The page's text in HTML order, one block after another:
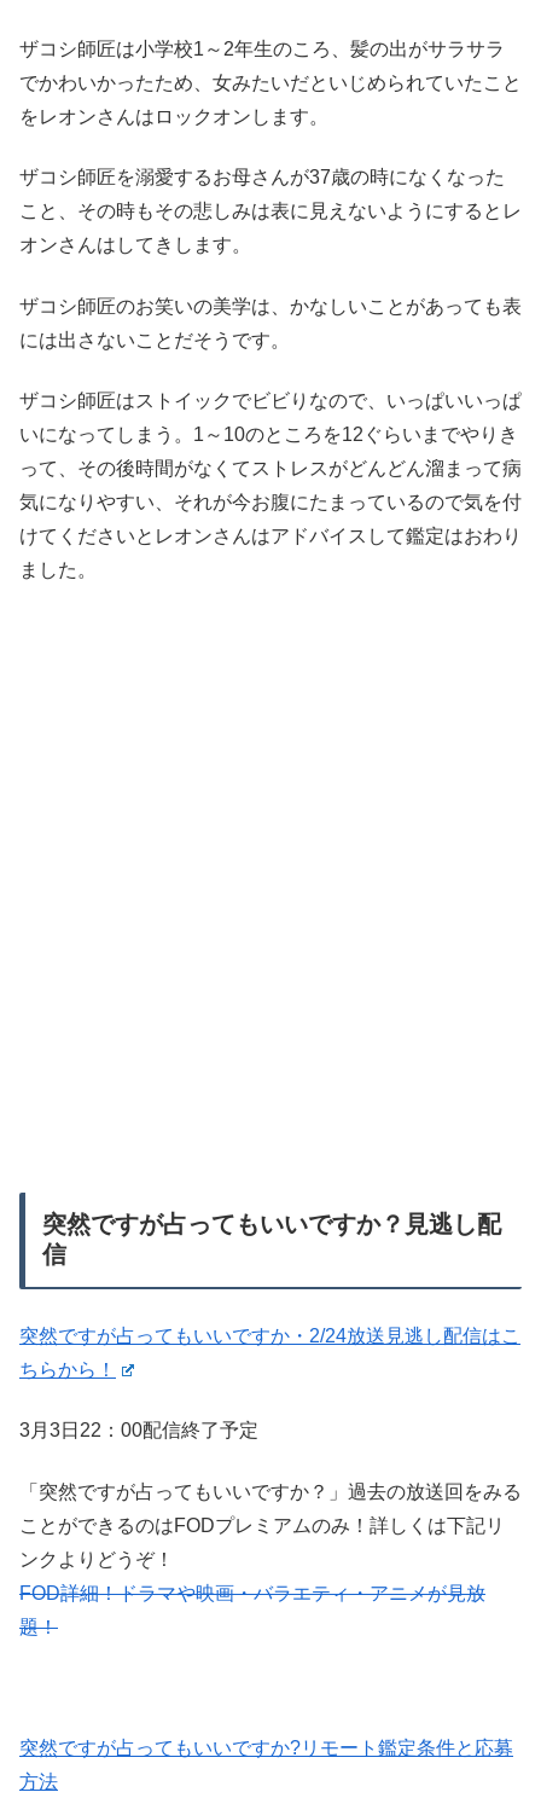
ザコシ師匠は小学校1～2年生のころ、髪の出がサラサラ
でかわいかったため、女みたいだといじめられていたこと
をレオンさんはロックオンします。
ザコシ師匠を溺愛するお母さんが37歳の時になくなった
こと、その時もその悲しみは表に見えないようにするとレ
オンさんはしてきします。
ザコシ師匠のお笑いの美学は、かなしいことがあっても表
には出さないことだそうです。
ザコシ師匠はストイックでビビりなので、いっぱいいっぱ
いになってしまう。1～10のところを12ぐらいまでやりき
って、その後時間がなくてストレスがどんどん溜まって病
気になりやすい、それが今お腹にたまっているので気を付
けてくださいとレオンさんはアドバイスして鑑定はおわり
ました。
突然ですが占ってもいいですか？見逃し配
信
突然ですが占ってもいいですか・2/24放送見逃し配信はこ
ちらから！
3月3日22：00配信終了予定
「突然ですが占ってもいいですか？」過去の放送回をみる
ことができるのはFODプレミアムのみ！詳しくは下記リ
ンクよりどうぞ！
FOD詳細！ドラマや映画・バラエティ・アニメが見放
題！
突然ですが占ってもいいですか?リモート鑑定条件と応募
方法